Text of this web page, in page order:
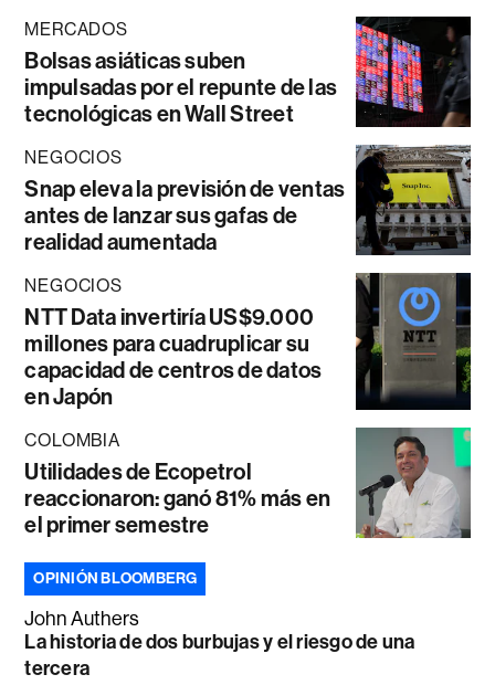
MERCADOS
Bolsas asiáticas suben
impulsadas por el repunte de las
tecnológicas en Wall Street
NEGOCIOS
Snap eleva la previsión de ventas
antes de lanzar sus gafas de
realidad aumentada
NEGOCIOS
NTT Data invertiría US$9.000
millones para cuadruplicar su
capacidad de centros de datos
en Japón
COLOMBIA
Utilidades de Ecopetrol
reaccionaron: ganó 81% más en
el primer semestre
OPINIÓN BLOOMBERG
John Authers
La historia de dos burbujas y el riesgo de una
tercera